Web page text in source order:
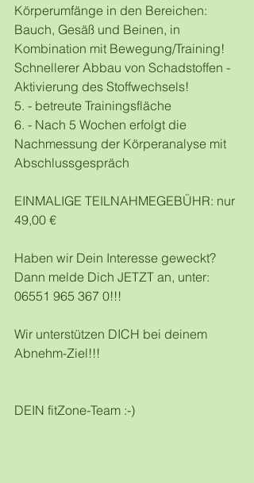
Körperumfänge in den Bereichen:
Bauch, Gesäß und Beinen, in
Kombination mit Bewegung/Training!
Schnellerer Abbau von Schadstoffen -
Aktivierung des Stoffwechsels!
5. - betreute Trainingsfläche
6. - Nach 5 Wochen erfolgt die
Nachmessung der Körperanalyse mit
Abschlussgespräch
EINMALIGE TEILNAHMEGEBÜHR: nur
49,00 €
Haben wir Dein Interesse geweckt?
Dann melde Dich JETZT an, unter:
06551 965 367 0!!!
Wir unterstützen DICH bei deinem
Abnehm-Ziel!!!
DEIN fitZone-Team :-)